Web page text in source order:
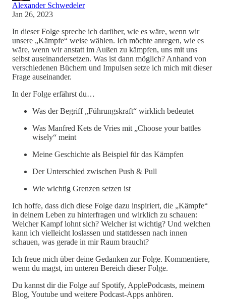
Alexander Schwedeler
Jan 26, 2023
In dieser Folge spreche ich darüber, wie es wäre, wenn wir
unsere „Kämpfe“ weise wählen. Ich möchte anregen, wie es
wäre, wenn wir anstatt im Außen zu kämpfen, uns mit uns
selbst auseinandersetzen. Was ist dann möglich? Anhand von
verschiedenen Büchern und Impulsen setze ich mich mit dieser
Frage auseinander.
In der Folge erfährst du…
Was der Begriff „Führungskraft“ wirklich bedeutet
Was Manfred Kets de Vries mit „Choose your battles
wisely“ meint
Meine Geschichte als Beispiel für das Kämpfen
Der Unterschied zwischen Push & Pull
Wie wichtig Grenzen setzen ist
Ich hoffe, dass dich diese Folge dazu inspiriert, die „Kämpfe“
in deinem Leben zu hinterfragen und wirklich zu schauen:
Welcher Kampf lohnt sich? Welcher ist wichtig? Und welchen
kann ich vielleicht loslassen und stattdessen nach innen
schauen, was gerade in mir Raum braucht?
Ich freue mich über deine Gedanken zur Folge. Kommentiere,
wenn du magst, im unteren Bereich dieser Folge.
Du kannst dir die Folge auf Spotify, ApplePodcasts, meinem
Blog, Youtube und weitere Podcast-Apps anhören.